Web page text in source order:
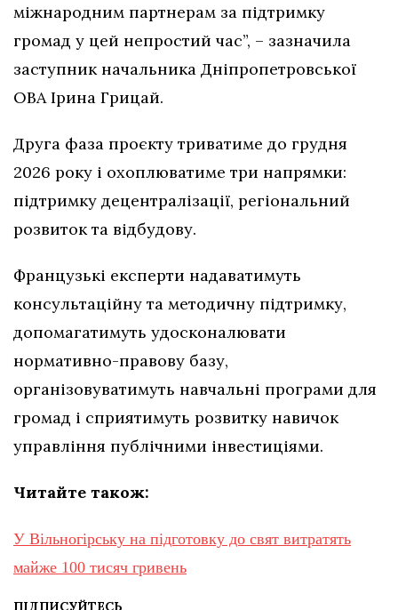
міжнародним партнерам за підтримку
громад у цей непростий час”, – зазначила
заступник начальника Дніпропетровської
ОВА Ірина Грицай.
Друга фаза проєкту триватиме до грудня
2026 року і охоплюватиме три напрямки:
підтримку децентралізації, регіональний
розвиток та відбудову.
Французькі експерти надаватимуть
консультаційну та методичну підтримку,
допомагатимуть удосконалювати
нормативно-правову базу,
організовуватимуть навчальні програми для
громад і сприятимуть розвитку навичок
управління публічними інвестиціями.
Читайте також:
У Вільногірську на підготовку до свят витратять
майже 100 тисяч гривень
ПІДПИСУЙТЕСЬ